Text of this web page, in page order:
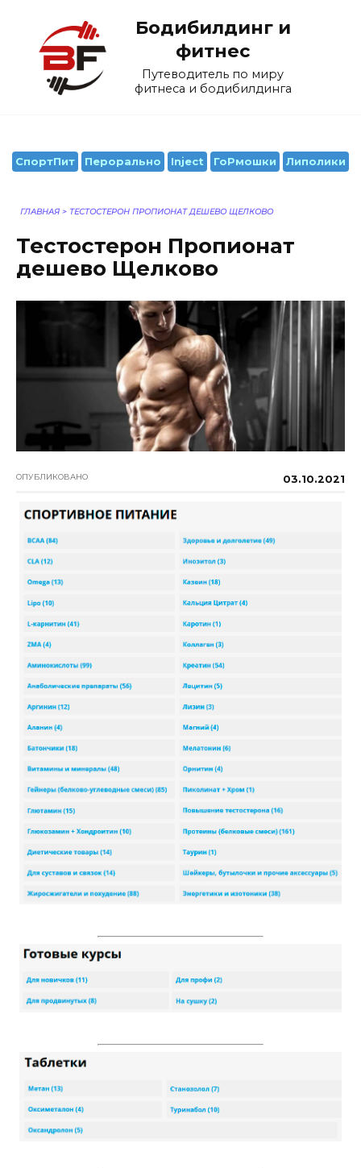
содержанию
Бодибилдинг и
фитнес
Путеводитель по миру
фитнеса и бодибилдинга
СпортПит Перорально Inject ГоРмошки Липолики
ГЛАВНАЯ > ТЕСТОСТЕРОН ПРОПИОНАТ ДЕШЕВО ЩЕЛКОВО
Тестостерон Пропионат
дешево Щелково
ОПУБЛИКОВАНО 03.10.2021